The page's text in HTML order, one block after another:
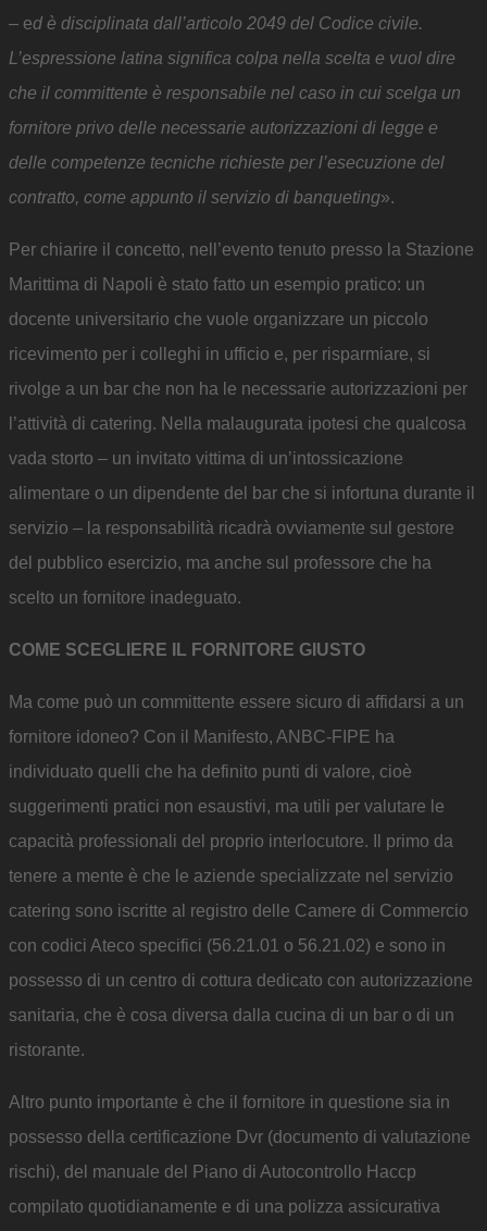
– ed è disciplinata dall’articolo 2049 del Codice civile.
L’espressione latina significa colpa nella scelta e vuol dire
che il committente è responsabile nel caso in cui scelga un
fornitore privo delle necessarie autorizzazioni di legge e
delle competenze tecniche richieste per l’esecuzione del
contratto, come appunto il servizio di banqueting».
Per chiarire il concetto, nell’evento tenuto presso la Stazione
Marittima di Napoli è stato fatto un esempio pratico: un
docente universitario che vuole organizzare un piccolo
ricevimento per i colleghi in ufficio e, per risparmiare, si
rivolge a un bar che non ha le necessarie autorizzazioni per
l’attività di catering. Nella malaugurata ipotesi che qualcosa
vada storto – un invitato vittima di un’intossicazione
alimentare o un dipendente del bar che si infortuna durante il
servizio – la responsabilità ricadrà ovviamente sul gestore
del pubblico esercizio, ma anche sul professore che ha
scelto un fornitore inadeguato.
COME SCEGLIERE IL FORNITORE GIUSTO
Ma come può un committente essere sicuro di affidarsi a un
fornitore idoneo? Con il Manifesto, ANBC-FIPE ha
individuato quelli che ha definito punti di valore, cioè
suggerimenti pratici non esaustivi, ma utili per valutare le
capacità professionali del proprio interlocutore. Il primo da
tenere a mente è che le aziende specializzate nel servizio
catering sono iscritte al registro delle Camere di Commercio
con codici Ateco specifici (56.21.01 o 56.21.02) e sono in
possesso di un centro di cottura dedicato con autorizzazione
sanitaria, che è cosa diversa dalla cucina di un bar o di un
ristorante.
Altro punto importante è che il fornitore in questione sia in
possesso della certificazione Dvr (documento di valutazione
rischi), del manuale del Piano di Autocontrollo Haccp
compilato quotidianamente e di una polizza assicurativa